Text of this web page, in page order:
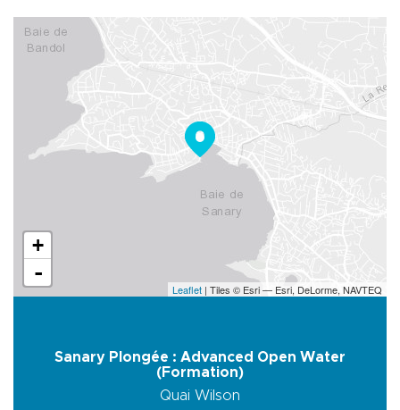
+
-
Leaflet | Tiles © Esri — Esri, DeLorme, NAVTEQ
Sanary Plongée : Advanced Open Water
(Formation)
Quai Wilson